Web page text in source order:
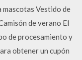
mascotas Vestido de
de verano El
de procesamiento y
obtener un cupón